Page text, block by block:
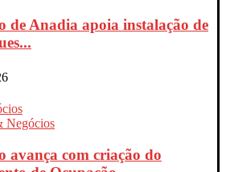
de Anadia apoia instalação de
Negócios
avança com criação do